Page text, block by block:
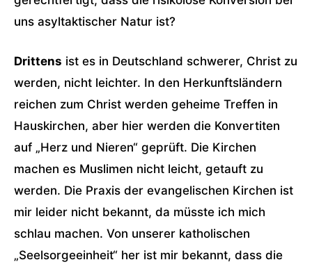
uns asyltaktischer Natur ist?
Drittens ist es in Deutschland schwerer, Christ zu
werden, nicht leichter. In den Herkunftsländern
reichen zum Christ werden geheime Treffen in
Hauskirchen, aber hier werden die Konvertiten
auf „Herz und Nieren“ geprüft. Die Kirchen
machen es Muslimen nicht leicht, getauft zu
werden. Die Praxis der evangelischen Kirchen ist
mir leider nicht bekannt, da müsste ich mich
schlau machen. Von unserer katholischen
„Seelsorgeeinheit“ her ist mir bekannt, dass die